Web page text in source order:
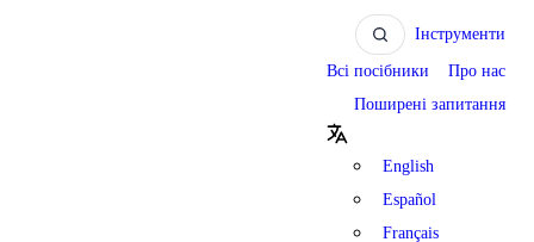
Інструменти
Всі посібники
Про нас
Поширені запитання
English
Español
Français